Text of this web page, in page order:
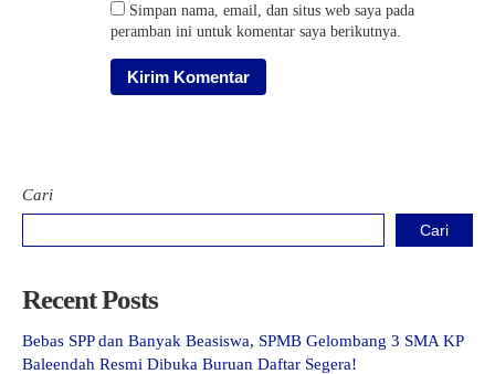
Simpan nama, email, dan situs web saya pada
peramban ini untuk komentar saya berikutnya.
Cari
Cari
Recent Posts
Bebas SPP dan Banyak Beasiswa, SPMB Gelombang 3 SMA KP
Baleendah Resmi Dibuka Buruan Daftar Segera!